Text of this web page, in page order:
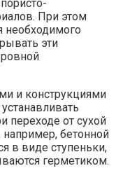
При этом
необходимого
эти
и конструкциями
от сухой
бетонной
в виде ступеньки,
герметиком.